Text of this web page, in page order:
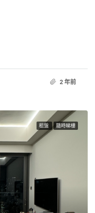
2 年前
租盤 隨時睇樓